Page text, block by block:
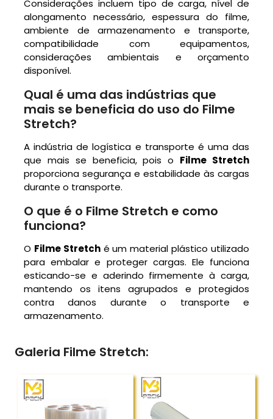
Considerações incluem tipo de carga, nível de
alongamento necessário, espessura do filme,
ambiente de armazenamento e transporte,
compatibilidade com equipamentos,
considerações ambientais e orçamento
disponível.
Qual é uma das indústrias que
mais se beneficia do uso do Filme
Stretch?
A indústria de logística e transporte é uma das
que mais se beneficia, pois o Filme Stretch
proporciona segurança e estabilidade às cargas
durante o transporte.
O que é o Filme Stretch e como
funciona?
O Filme Stretché um material plástico utilizado
para embalar e proteger cargas. Ele funciona
esticando-se e aderindo firmemente à carga,
mantendo os itens agrupados e protegidos
contra danos durante o transporte e
armazenamento.
Galeria Filme Stretch: